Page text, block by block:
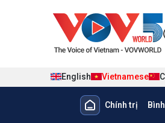
English Vietnamese
Main navigation
Chính trị